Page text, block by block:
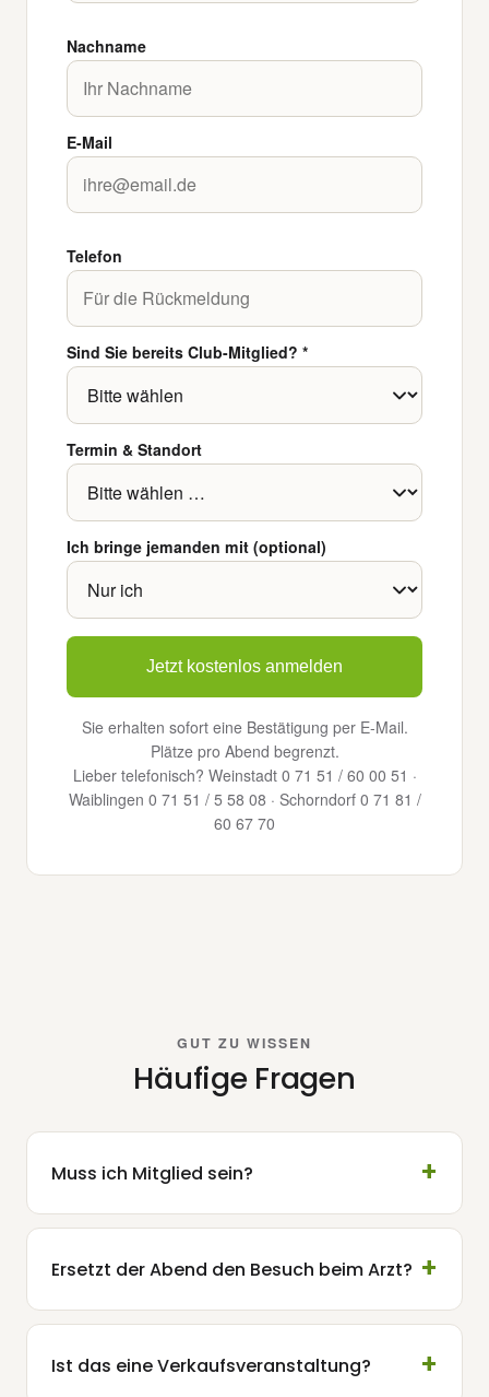
Nachname
E-Mail
Telefon
Sind Sie bereits Club-Mitglied? *
Termin & Standort
Ich bringe jemanden mit (optional)
Jetzt kostenlos anmelden
Sie erhalten sofort eine Bestätigung per E-Mail.
Plätze pro Abend begrenzt.
Lieber telefonisch? Weinstadt 0 71 51 / 60 00 51 ·
Waiblingen 0 71 51 / 5 58 08 · Schorndorf 0 71 81 /
60 67 70
GUT ZU WISSEN
Häufige Fragen
Muss ich Mitglied sein?
Ersetzt der Abend den Besuch beim Arzt?
Ist das eine Verkaufsveranstaltung?